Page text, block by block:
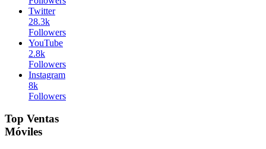
Twitter
28.3k
Followers
YouTube
2.8k
Followers
Instagram
8k
Followers
Top Ventas
Móviles